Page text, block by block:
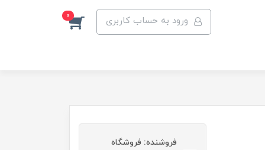
ورود به حساب کاربری 0
فروشنده: فروشگاه